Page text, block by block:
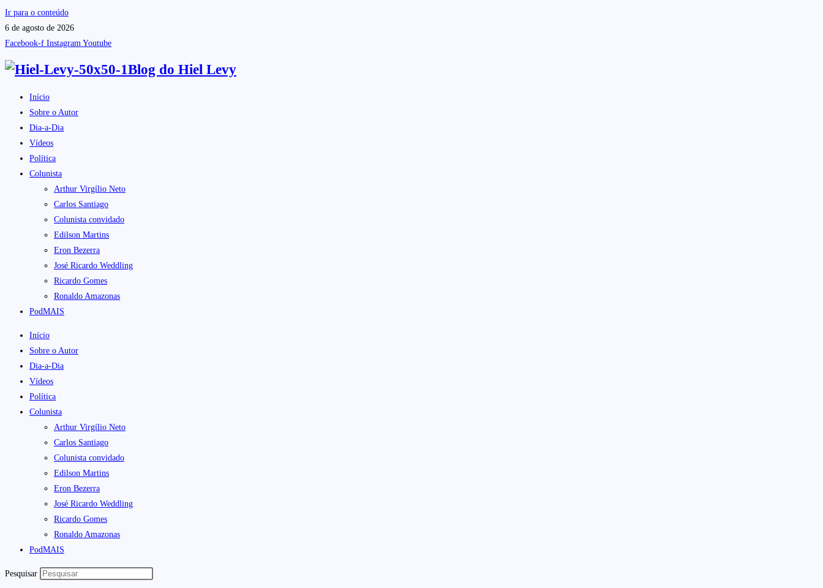
Ir para o conteúdo
6 de agosto de 2026
Facebook-f Instagram Youtube
Blog do Hiel Levy
Início
Sobre o Autor
Dia-a-Dia
Vídeos
Política
Colunista
Arthur Virgílio Neto
Carlos Santiago
Colunista convidado
Edilson Martins
Eron Bezerra
José Ricardo Weddling
Ricardo Gomes
Ronaldo Amazonas
PodMAIS
Início
Sobre o Autor
Dia-a-Dia
Vídeos
Política
Colunista
Arthur Virgílio Neto
Carlos Santiago
Colunista convidado
Edilson Martins
Eron Bezerra
José Ricardo Weddling
Ricardo Gomes
Ronaldo Amazonas
PodMAIS
Pesquisar